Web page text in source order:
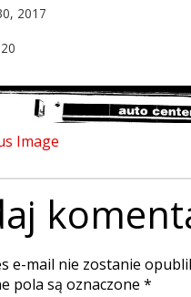
2017
Image
e-mail nie zostanie
pola są oznaczone *